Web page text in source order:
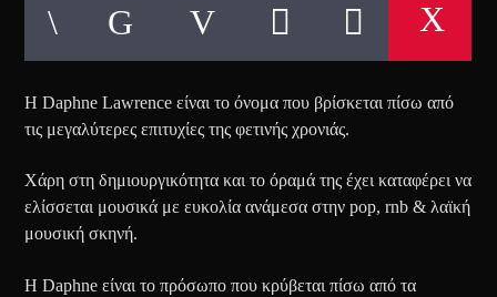
Η Daphne Lawrence είναι το όνομα που βρίσκεται πίσω από
τις μεγαλύτερες επιτυχίες της φετινής χρονιάς.
Χάρη στη δημιουργικότητα και το όραμά της έχει καταφέρει να
ελίσσεται μουσικά με ευκολία ανάμεσα στην pop, rnb & λαϊκή
μουσική σκηνή.
Η Daphne είναι το πρόσωπο που κρύβεται πίσω από τα